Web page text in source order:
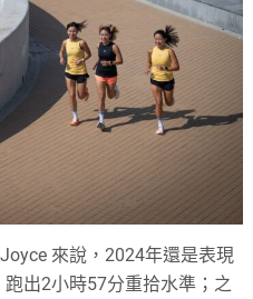
來說，2024年還是表現
出2小時57分重拾水準；之